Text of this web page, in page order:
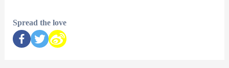
Spread the love